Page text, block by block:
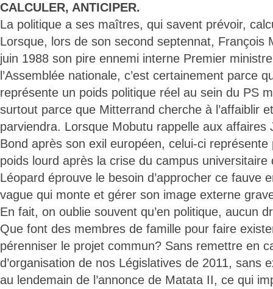
CALCULER, ANTICIPER.
La politique a ses maîtres, qui savent prévoir,
Lorsque, lors de son second septennat, François
juin 1988 son pire ennemi interne Premier
l’Assemblée nationale, c’est certainement parce
représente un poids politique réel au sein du PS
surtout parce que Mitterrand cherche à l’affaiblir
parviendra. Lorsque Mobutu rappelle aux affaires
Bond après son exil européen, celui-ci représente
poids lourd après la crise du campus universitaire
Léopard éprouve le besoin d’approcher ce fauve
vague qui monte et gérer son image externe
En fait, on oublie souvent qu’en politique, aucun
Que font des membres de famille pour faire
pérenniser le projet commun? Sans remettre en
d’organisation de nos Législatives de 2011, sans
au lendemain de l’annonce de Matata II, ce qui